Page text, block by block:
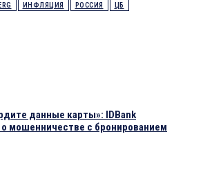
ИНФЛЯЦИЯ РОССИЯ ЦБ
данные карты»: IDBank
мошенничестве с бронированием